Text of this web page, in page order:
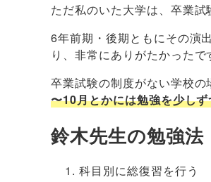
ただ私のいた大学は、卒業
6年前期・後期ともにその演
り、非常にありがたかったで
卒業試験の制度がない学校
〜10月とかには勉強を少し
鈴木先生の勉強法
科目別に総復習を行う